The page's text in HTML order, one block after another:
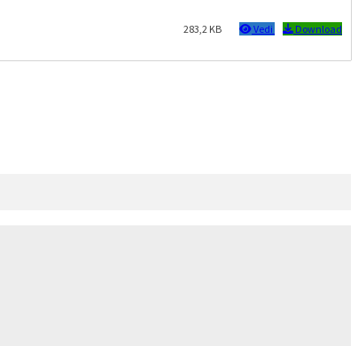
283,2 KB Vedi Download